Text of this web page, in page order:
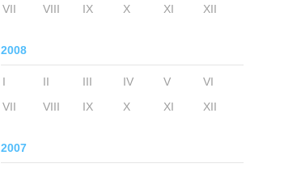
VII
VIII IX X XI XII
2008
I II III IV V
VI
VII
VIII IX X XI XII
2007